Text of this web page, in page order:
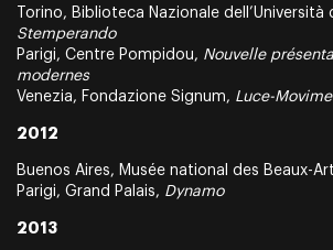
Torino, Biblioteca Nazionale dell’Università
Stemperando
Parigi, Centre Pompidou, Nouvelle
modernes
Venezia, Fondazione Signum, Luce-
2012
Buenos Aires, Musée national des Beaux-
Parigi, Grand Palais, Dynamo
2013